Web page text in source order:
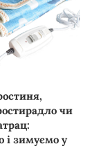
чи
і зимуємо у